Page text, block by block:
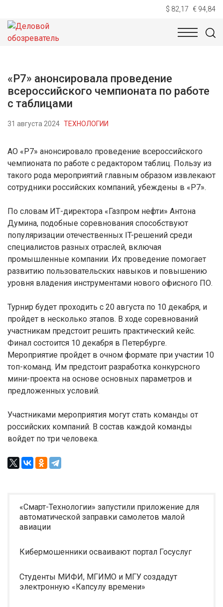
$ 82,17 € 94,84
НОВОСТИ
«Р7» анонсировала проведение
всероссийского чемпионата по работе
с таблицами
31 августа 2024 ТЕХНОЛОГИИ
АО «Р7» анонсировало проведение всероссийского
чемпионата по работе с редактором таблиц. Пользу из
такого рода мероприятий главным образом извлекают
сотрудники российских компаний, убеждены в «Р7».
По словам ИТ-директора «Газпром нефти» Антона
Думина, подобные соревнования способствуют
популяризации отечественных IT-решений среди
специалистов разных отраслей, включая
промышленные компании. Их проведение помогает
развитию пользовательских навыков и повышению
уровня владения инструментами нового офисного ПО.
Турнир будет проходить с 20 августа по 10 декабря, и
пройдет в несколько этапов. В ходе соревнований
участникам предстоит решить практический кейс.
Финал состоится 10 декабря в Петербурге.
Мероприятие пройдет в очном формате при участии 10
топ-команд. Им предстоит разработка конкурсного
мини-проекта на основе основных параметров и
предложенных условий.
Участниками мероприятия могут стать команды от
российских компаний. В состав каждой команды
войдет по три человека.
«Смарт-Технологии» запустили приложение для
автоматической заправки самолетов малой
авиации
Кибермошенники осваивают портал Госуслуг
Студенты МИФИ, МГИМО и МГУ создадут
электронную «Капсулу времени»